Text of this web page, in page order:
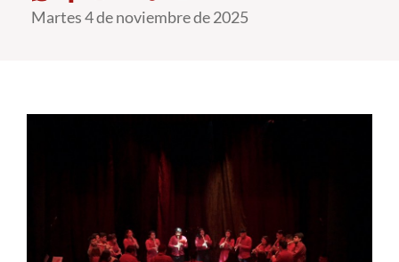
Pregrado
Funcionarios
Alumni
Martes 4 de noviembre de 2025